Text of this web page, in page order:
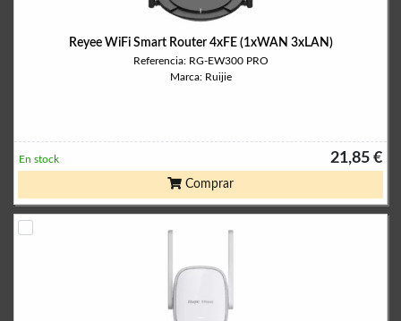
Reyee WiFi Smart Router 4xFE (1xWAN 3xLAN)
Referencia: RG-EW300 PRO
Marca: Ruijie
21,85 €
En stock
Comprar